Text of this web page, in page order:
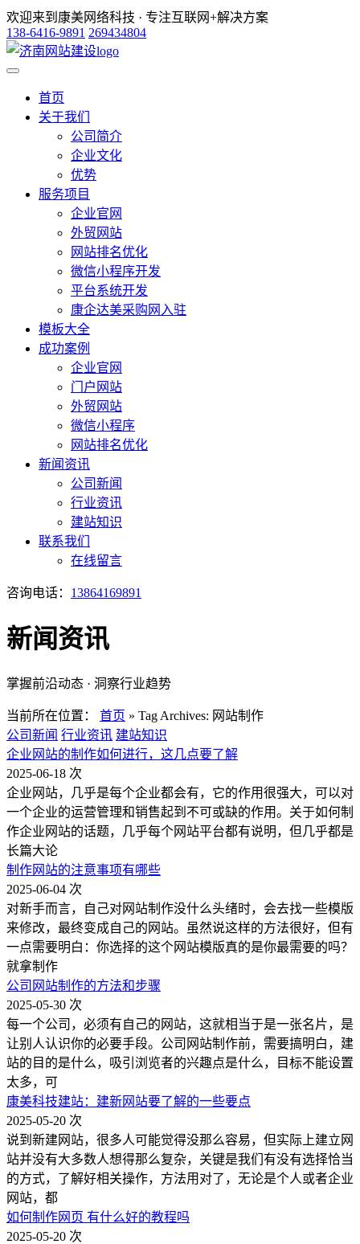
欢迎来到康美网络科技 · 专注互联网+解决方案
138-6416-9891 269434804
首页
关于我们
公司简介
企业文化
优势
服务项目
企业官网
外贸网站
网站排名优化
微信小程序开发
平台系统开发
康企达美采购网入驻
模板大全
成功案例
企业官网
门户网站
外贸网站
微信小程序
网站排名优化
新闻资讯
公司新闻
行业资讯
建站知识
联系我们
在线留言
咨询电话： 13864169891
新闻资讯
掌握前沿动态 · 洞察行业趋势
当前所在位置： 首页 » Tag Archives: 网站制作
公司新闻 行业资讯 建站知识
企业网站的制作如何进行，这几点要了解
2025-06-18 次
企业网站，几乎是每个企业都会有，它的作用很强大，可以对
一个企业的运营管理和销售起到不可或缺的作用。关于如何制
作企业网站的话题，几乎每个网站平台都有说明，但几乎都是
长篇大论
制作网站的注意事项有哪些
2025-06-04 次
对新手而言，自己对网站制作没什么头绪时，会去找一些模版
来修改，最终变成自己的网站。虽然说这样的方法很好，但有
一点需要明白：你选择的这个网站模版真的是你最需要的吗？
就拿制作
公司网站制作的方法和步骤
2025-05-30 次
每一个公司，必须有自己的网站，这就相当于是一张名片，是
让别人认识你的必要手段。公司网站制作前，需要搞明白，建
站的目的是什么，吸引浏览者的兴趣点是什么，目标不能设置
太多，可
康美科技建站：建新网站要了解的一些要点
2025-05-20 次
说到新建网站，很多人可能觉得没那么容易，但实际上建立网
站并没有大多数人想得那么复杂，关键是我们有没有选择恰当
的方式，了解好相关操作，方法用对了，无论是个人或者企业
网站，都
如何制作网页 有什么好的教程吗
2025-05-20 次